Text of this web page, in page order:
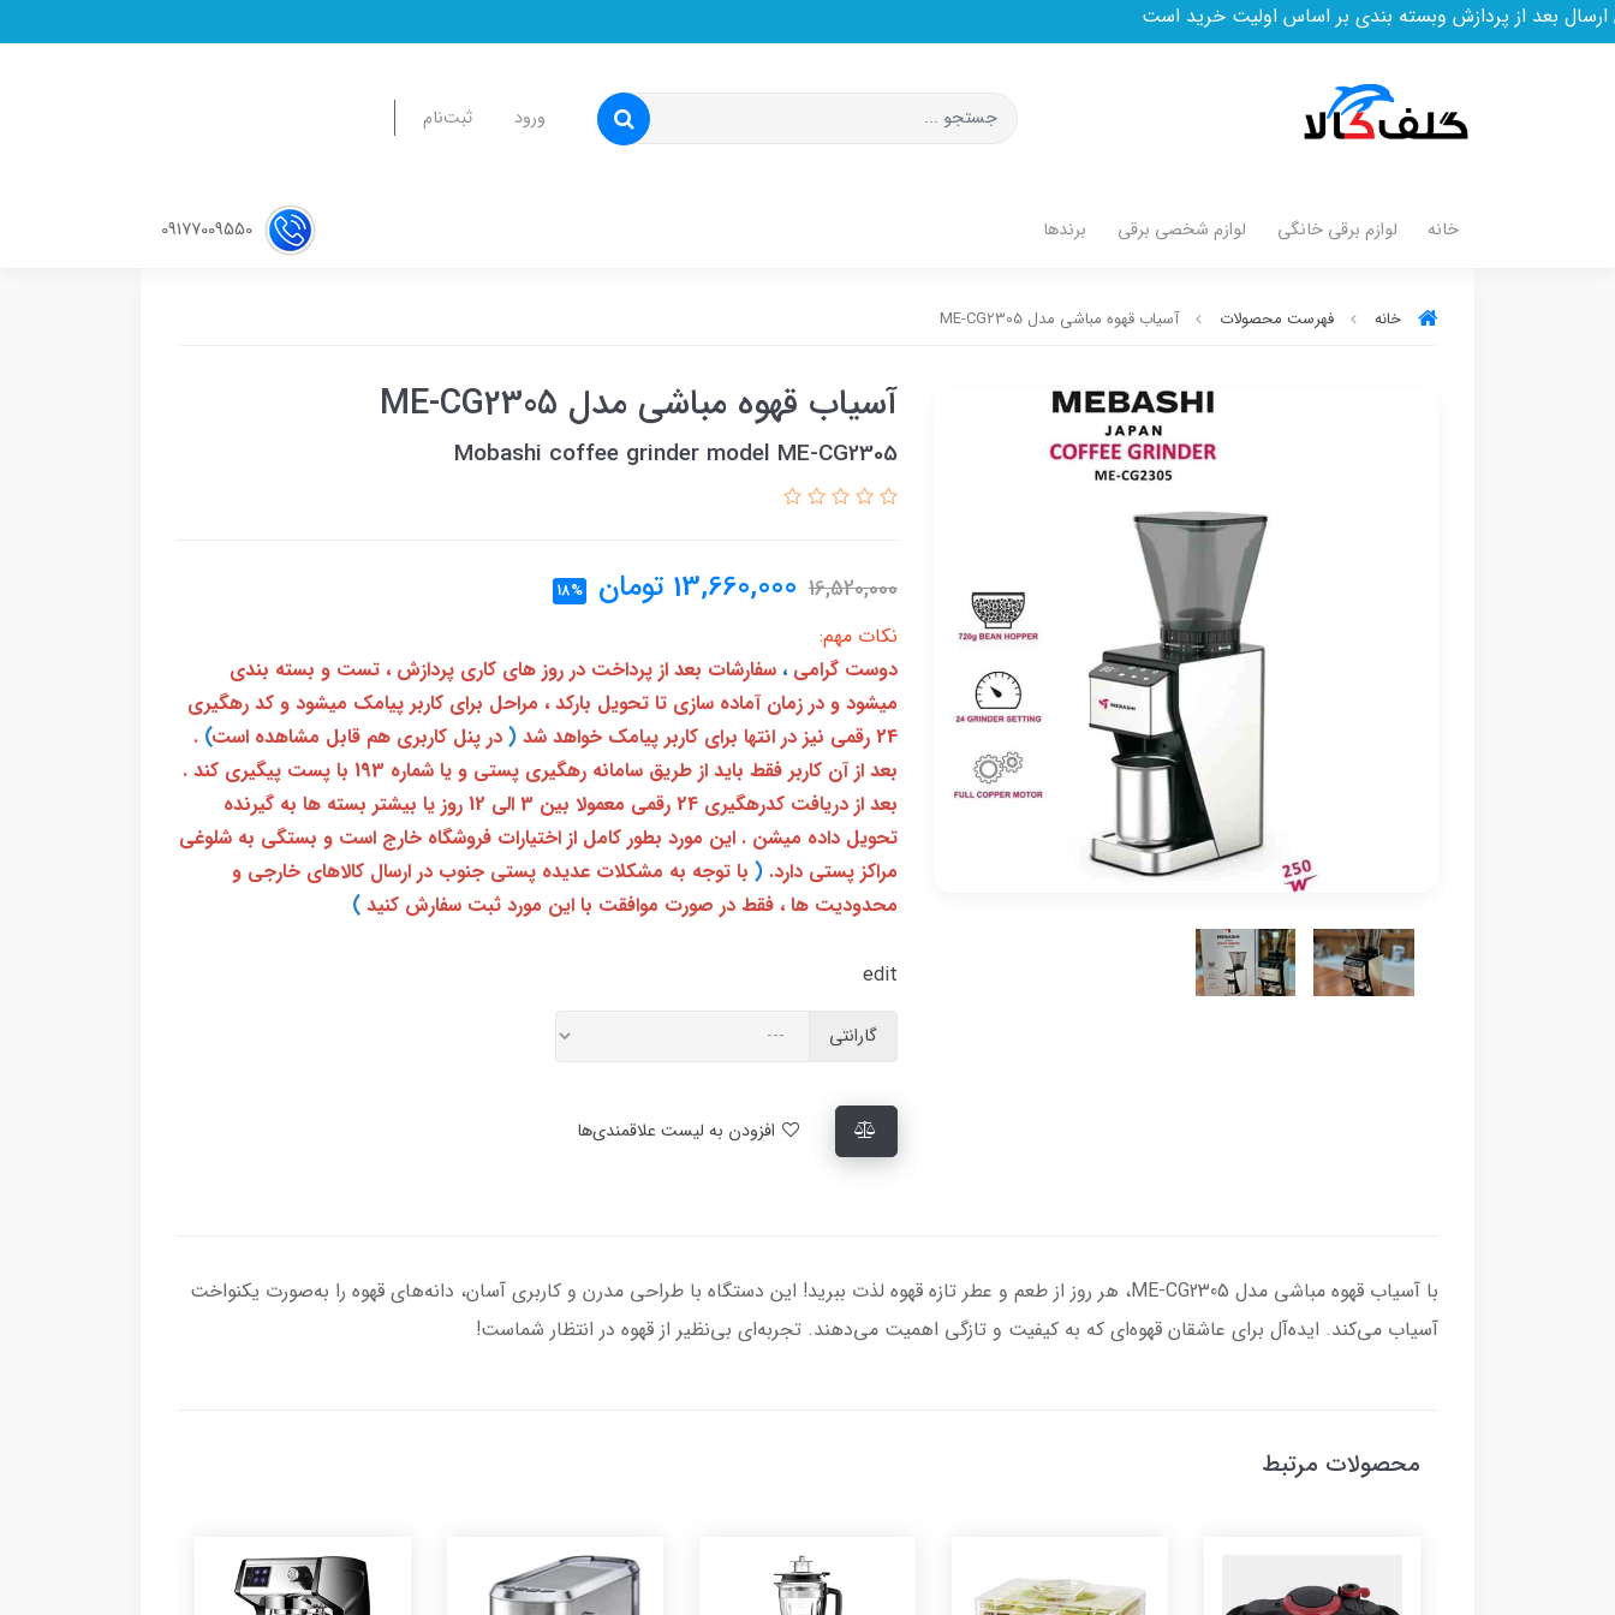
وبسته بندی بر اساس اولیت خرید است
ورود ثبت‌نام
خانه لوازم برقی خانگی لوازم شخصی برقی برندها
خانه فهرست محصولات آسیاب قهوه مباشی مدل ME-CG2305
آسیاب قهوه مباشی مدل ME-CG2305
Mobashi coffee grinder model ME-CG2305
16,520,000
13,660,000 تومان 18%
نکات مهم:
دوست گرامی ، سفارشات بعد از پرداخت در روز های کاری پردازش ، تست و بسته بندی
میشود و در زمان آماده سازی تا تحویل بارکد ، مراحل برای کاربر پیامک میشود و کد رهگیری
24 رقمی نیز در انتها برای کاربر پیامک خواهد شد
( در پنل کاربری هم قابل مشاهده است)
.
بعد از آن کاربر فقط باید از طریق سامانه رهگیری پستی و یا شماره 193 با پست پیگیری کند .
بعد از دریافت کدرهگیری 24 رقمی معمولا بین 3 الی 12 روز یا بیشتر بسته ها به گیرنده
تحویل داده میشن . این مورد بطور کامل از اختیارات فروشگاه خارج است و بستگی به شلوغی
مراکز پستی دارد. ( با توجه به مشکلات عدیده پستی جنوب در ارسال کالاهای خارجی و
محدودیت ها ، فقط در صورت موافقت با این مورد ثبت سفارش کنید )
edit
گارانتی
با آسیاب قهوه مباشی مدل ME-CG2305، هر روز از طعم و عطر تازه قهوه لذت ببرید! این دستگاه با طراحی مدرن و کاربری آسان، دانه‌های قهوه را به‌صورت یکنواخت
آسیاب می‌کند. ایده‌آل برای عاشقان قهوه‌ای که به کیفیت و تازگی اهمیت می‌دهند. تجربه‌ای بی‌نظیر از قهوه در انتظار شماست!
محصولات مرتبط